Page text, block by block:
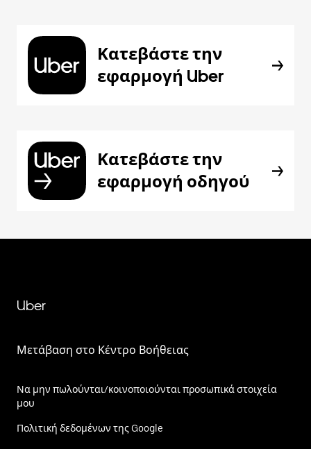
Κατεβάστε την
εφαρμογή Uber
Κατεβάστε την
εφαρμογή οδηγού
Uber
Μετάβαση στο Κέντρο Βοήθειας
Να μην πωλούνται/κοινοποιούνται προσωπικά στοιχεία
μου
Πολιτική δεδομένων της Google